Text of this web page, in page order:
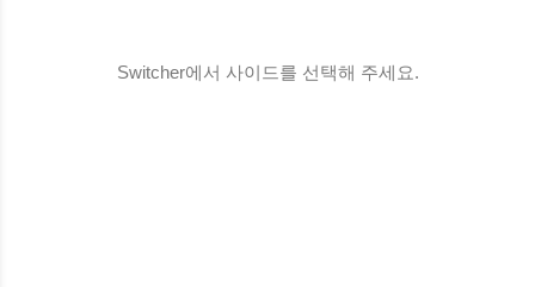
Switcher에서 사이드를 선택해 주세요.